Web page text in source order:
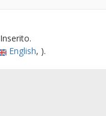
English, ).